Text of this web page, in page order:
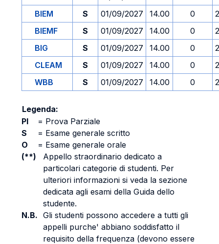
BIEM
S 01/09/2027 14.00 0
BIEMF
S 01/09/2027 14.00 0
BIG
S 01/09/2027 14.00 0
CLEAM
S 01/09/2027 14.00 0
WBB
S 01/09/2027 14.00 0
Legenda:
PI
= Prova Parziale
S
= Esame generale scritto
O
= Esame generale orale
(**)
Appello straordinario dedicato a
particolari categorie di studenti. Per
ulteriori informazioni si veda la sezione
dedicata agli esami della Guida dello
studente.
N.B. Gli studenti possono accedere a tutti gli
appelli purche' abbiano soddisfatto il
requisito della frequenza (devono essere